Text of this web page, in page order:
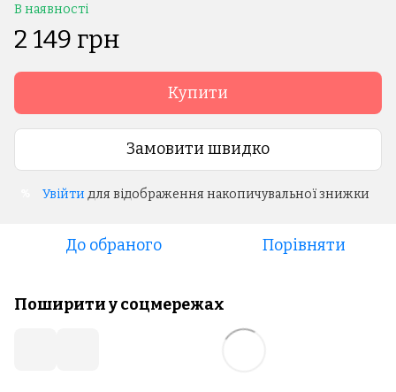
В наявності
2 149 грн
Купити
Замовити швидко
Увійти для відображення накопичувальної знижки
До обраного Порівняти
Поширити у соцмережах